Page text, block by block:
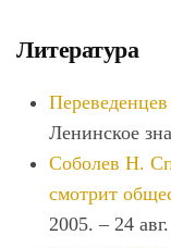
Литература
Ленинское
Соболев Н.
смотрит
2005. – 24